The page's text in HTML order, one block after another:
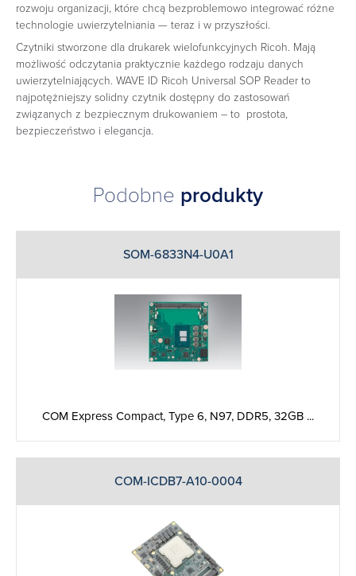
rozwoju organizacji, które chcą bezproblemowo integrować różne
technologie uwierzytelniania — teraz i w przyszłości.
Czytniki stworzone dla drukarek wielofunkcyjnych Ricoh. Mają
możliwość odczytania praktycznie każdego rodzaju danych
uwierzytelniających. WAVE ID Ricoh Universal SOP Reader to
najpotężniejszy solidny czytnik dostępny do zastosowań
związanych z bezpiecznym drukowaniem – to prostota,
bezpieczeństwo i elegancja.
Podobne produkty
SOM-6833N4-U0A1
COM Express Compact, Type 6, N97, DDR5, 32GB ...
COM-ICDB7-A10-0004